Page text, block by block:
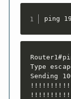
ping
Type
Sending